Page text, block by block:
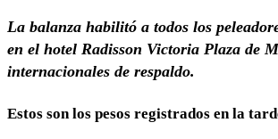
La balanza habilitó a todos los
en el hotel Radisson Victoria Plaza de
internacionales de respaldo.
Estos son los pesos registrados en la